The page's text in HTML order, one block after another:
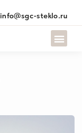
info@sgc-steklo.ru